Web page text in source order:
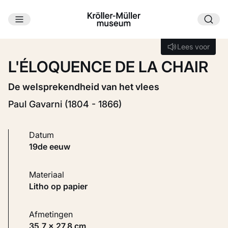
Ga naar hoofdinhoud
Lees voor
Lees voor
L'ÉLOQUENCE DE LA CHAIR
De welsprekendheid van het vlees
Paul Gavarni (1804 - 1866)
Datum
19de eeuw
Materiaal
Litho op papier
Afmetingen